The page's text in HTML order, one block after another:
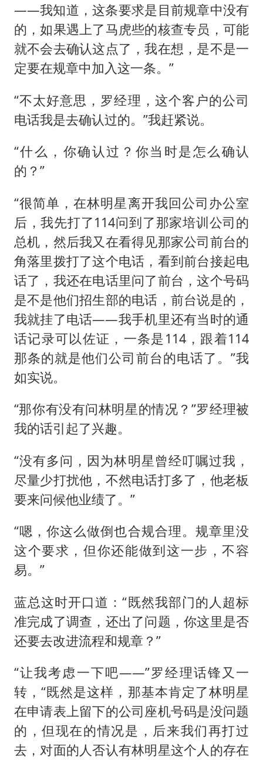
——我知道，这条要求是目前规章中没有
的，如果遇上了马虎些的核查专员，可能
就不会去确认这点了，我在想，是不是一
定要在规章中加入这一条。”
“不太好意思，罗经理，这个客户的公司
电话我是去确认过的。”我赶紧说。
“什么，你确认过？你当时是怎么确认
的？”
“很简单，在林明星离开我回公司办公室
后，我先打了114问到了那家培训公司的
总机，然后我又在看得见那家公司前台的
角落里拨打了这个电话，看到前台接起电
话了，我还在电话里问了前台，这个号码
是不是他们招生部的电话，前台说是的，
我就挂了电话——我手机里还有当时的通
话记录可以佐证，一条是114，跟着114
那条的就是他们公司前台的电话了。”我
如实说。
“那你有没有问林明星的情况？”罗经理被
我的话引起了兴趣。
“没有多问，因为林明星曾经叮嘱过我，
尽量少打扰他，不然电话打多了，他老板
要来问候他业绩了。”
“嗯，你这么做倒也合规合理。规章里没
这个要求，但你还能做到这一步，不容
易。”
蓝总这时开口道：“既然我部门的人超标
准完成了调查，还出了问题，你这里是否
还要去改进流程和规章？”
“让我考虑一下吧——”罗经理话锋又一
转，“既然是这样，那基本肯定了林明星
在申请表上留下的公司座机号码是没问题
的，但现在的情况是，后来我们再打过
去，对面的人否认有林明星这个人的存在